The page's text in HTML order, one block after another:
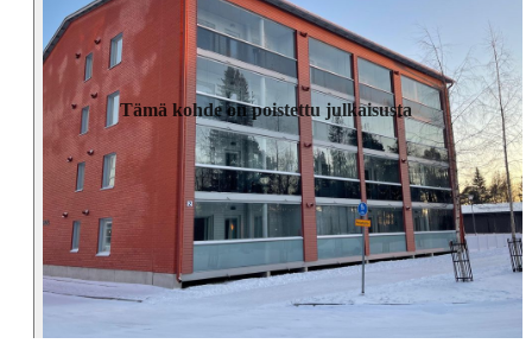
Tämä kohde on poistettu julkaisusta